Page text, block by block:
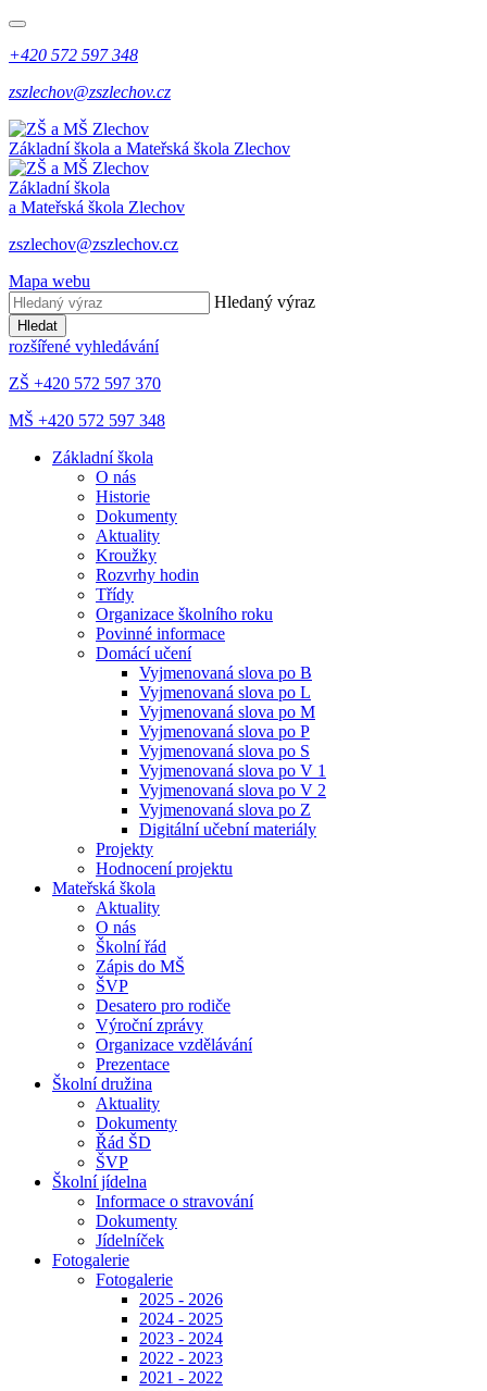
+420 572 597 348
zszlechov@zszlechov.cz
Základní škola a Mateřská škola Zlechov
Základní škola
a Mateřská škola Zlechov
zszlechov@zszlechov.cz
Mapa webu
Hledaný výraz
Hledat
rozšířené vyhledávání
ZŠ +420 572 597 370
MŠ +420 572 597 348
Základní škola
O nás
Historie
Dokumenty
Aktuality
Kroužky
Rozvrhy hodin
Třídy
Organizace školního roku
Povinné informace
Domácí učení
Vyjmenovaná slova po B
Vyjmenovaná slova po L
Vyjmenovaná slova po M
Vyjmenovaná slova po P
Vyjmenovaná slova po S
Vyjmenovaná slova po V 1
Vyjmenovaná slova po V 2
Vyjmenovaná slova po Z
Digitální učební materiály
Projekty
Hodnocení projektu
Mateřská škola
Aktuality
O nás
Školní řád
Zápis do MŠ
ŠVP
Desatero pro rodiče
Výroční zprávy
Organizace vzdělávání
Prezentace
Školní družina
Aktuality
Dokumenty
Řád ŠD
ŠVP
Školní jídelna
Informace o stravování
Dokumenty
Jídelníček
Fotogalerie
Fotogalerie
2025 - 2026
2024 - 2025
2023 - 2024
2022 - 2023
2021 - 2022